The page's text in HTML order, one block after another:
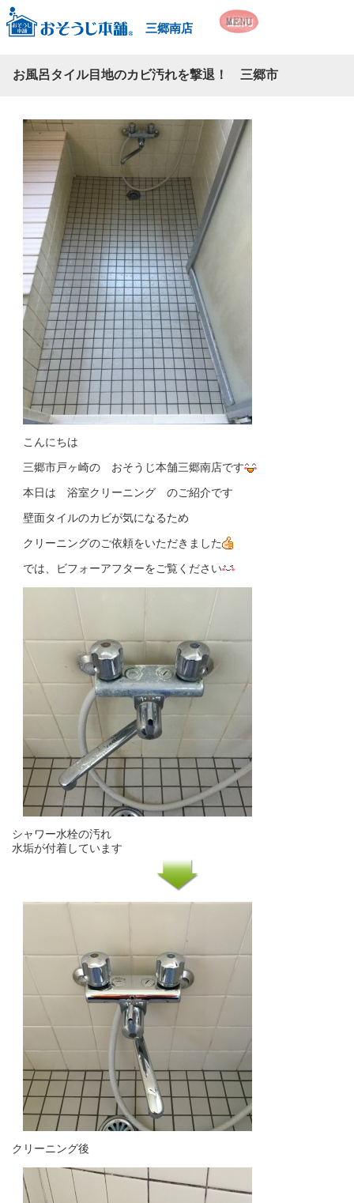
三郷南店
お風呂タイル目地のカビ汚れを撃退！ 三郷市
こんにちは
三郷市戸ヶ崎の おそうじ本舗三郷南店です
本日は 浴室クリーニング のご紹介です
壁面タイルのカビが気になるため
クリーニングのご依頼をいただきました
では、ビフォーアフターをご覧ください
シャワー水栓の汚れ
水垢が付着しています
クリーニング後